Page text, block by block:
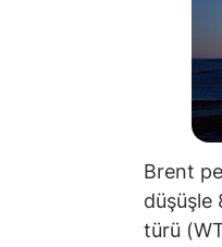
Brent
düşüşle
türü